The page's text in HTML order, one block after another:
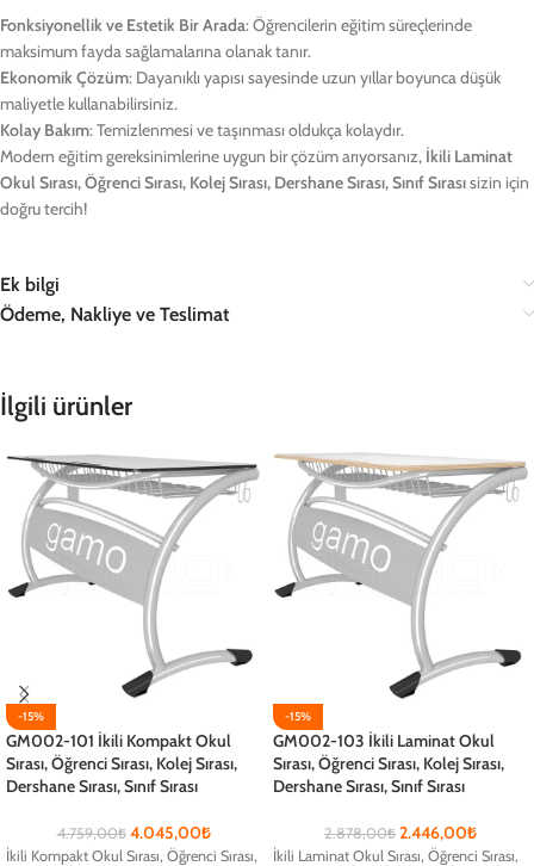
Fonksiyonellik ve Estetik Bir Arada: Öğrencilerin eğitim süreçlerinde
maksimum fayda sağlamalarına olanak tanır.
Ekonomik Çözüm: Dayanıklı yapısı sayesinde uzun yıllar boyunca düşük
maliyetle kullanabilirsiniz.
Kolay Bakım: Temizlenmesi ve taşınması oldukça kolaydır.
Modern eğitim gereksinimlerine uygun bir çözüm arıyorsanız, İkili Laminat
Okul Sırası, Öğrenci Sırası, Kolej Sırası, Dershane Sırası, Sınıf Sırasısizin için
doğru tercih!
Ek bilgi
Ödeme, Nakliye ve Teslimat
İlgili ürünler
-15%
GM002-101 İkili Kompakt Okul
Sırası, Öğrenci Sırası, Kolej Sırası,
Dershane Sırası, Sınıf Sırası
4.759,00₺ 4.045,00₺
İkili Kompakt Okul Sırası, Öğrenci Sırası,
-15%
GM002-103 İkili Laminat Okul
Sırası, Öğrenci Sırası, Kolej Sırası,
Dershane Sırası, Sınıf Sırası
2.878,00₺ 2.446,00₺
İkili Laminat Okul Sırası, Öğrenci Sırası,